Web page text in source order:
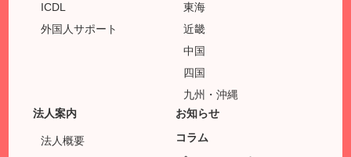
ICDL
外国人サポート
東海
近畿
中国
四国
九州・沖縄
法人案内
法人概要
お知らせ
コラム